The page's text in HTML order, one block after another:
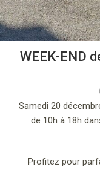
WEEK-END
Samedi 20
de 10h à 18h
Profitez pour